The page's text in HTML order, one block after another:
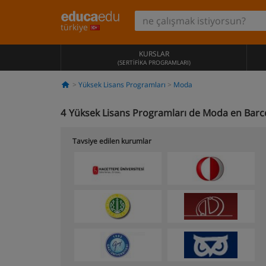
türkiye
KURSLAR
(SERTIFIKA PROGRAMLARI)
Yüksek Lisans Programları Moda
4 Yüksek Lisans Programları de Moda en
Tavsiye edilen kurumlar